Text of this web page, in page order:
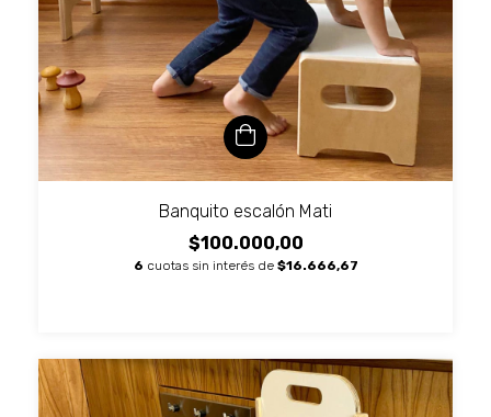
Banquito escalón Mati
$100.000,00
6 cuotas sin interés de $16.666,67